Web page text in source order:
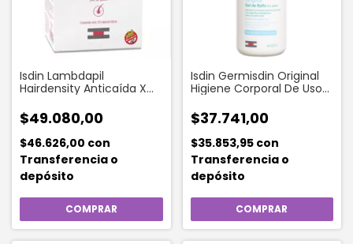
Isdin Lambdapil
Hairdensity Anticaí­da X
$49.080,00
$46.626,00 con
Transferencia o
depósito
Isdin Germisdin Original
Higiene Corporal De Uso
$37.741,00
$35.853,95 con
Transferencia o
depósito